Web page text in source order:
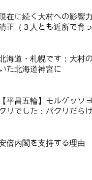
在に続く大村への影響
正（３人とも近所で育っ
海道・札幌です：大村
た北海道神宮に
【平昌五輪】モルゲッソ
リでした：パクリだら
倍内閣を支持する理由